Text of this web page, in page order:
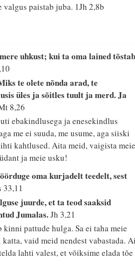
valgus paistab juba. 1Jh 2,8b
uhkust; kui ta oma lained
te olete nõnda arad, te
üles ja sõitles tuult ja merd. Ja
8,26
ebakindlusega ja enesekindlus
me ei suuda, me usume, aga siiski
kahtlused. Aita meid, vaigista
ja meie usku!
oma kurjadelt teedelt, sest
33,11
juurde, et ta teod saaksid
Jumalas.Jh 3,21
kinni pattude hulga. Sa ei taha meie
vaid meid nendest vabastada.
lahti valest, et võiksime elada tõe